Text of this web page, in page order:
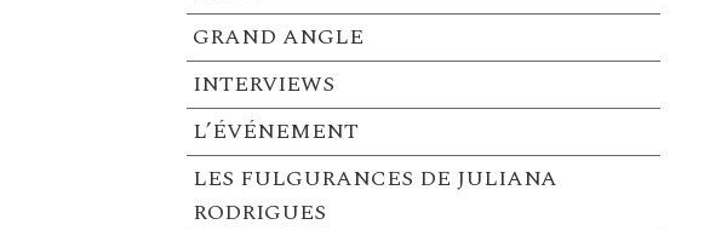
GRAND ANGLE
INTERVIEWS
L’ÉVÉNEMENT
LES FULGURANCES DE JULIANA
RODRIGUES